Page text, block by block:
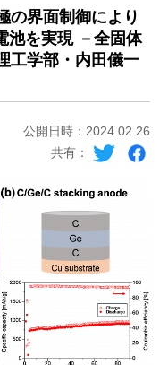
の界面制御により
池を実現 －全固体
工学部・内田儀一
公開日時：2024.02.26
共有：